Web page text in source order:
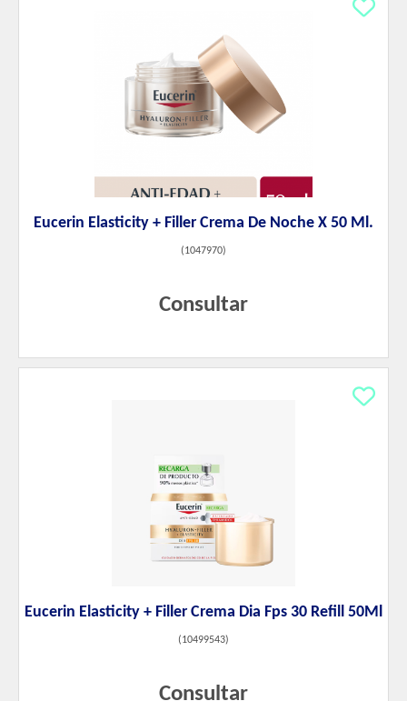
Eucerin Elasticity + Filler Crema De Noche X 50 Ml.
(1047970)
Consultar
Eucerin Elasticity + Filler Crema Dia Fps 30 Refill 50Ml
(10499543)
Consultar